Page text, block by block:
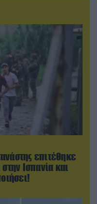
επιτέθηκε
Ισπανία και